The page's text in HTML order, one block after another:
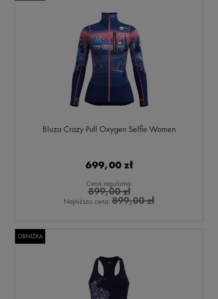
Bluza Crazy Pull Oxygen Selfie Women
699,00 zł
Cena regularna:
899,00 zł
Najniższa cena: 899,00 zł
OBNIŻKA